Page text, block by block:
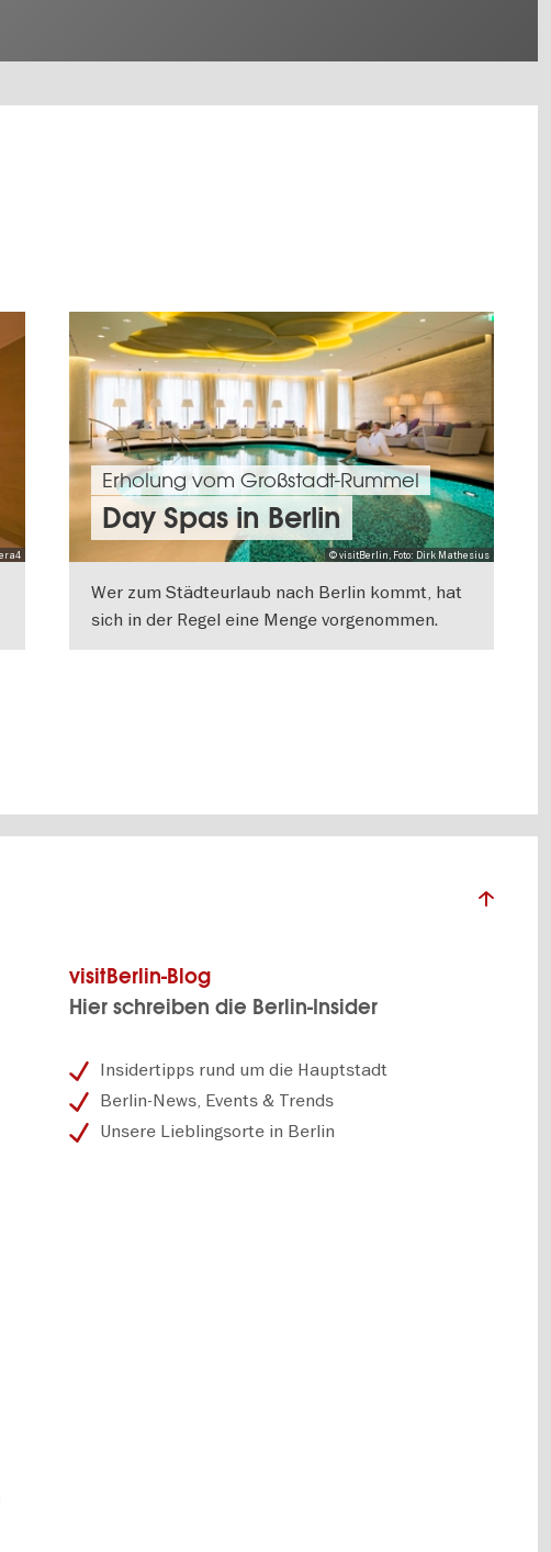
© visitBerlin, Foto: Dirk Mathesius
Erholung vom Großstadt-Rummel
Day Spas in Berlin
Wer zum Städteurlaub nach Berlin kommt, hat
sich in der Regel eine Menge vorgenommen.
Damit auch die Entspannung nicht zu kurz
visitBerlin-Blog
Hier schreiben die Berlin-Insider
Insidertipps rund um die Hauptstadt
Berlin-News, Events & Trends
Unsere Lieblingsorte in Berlin